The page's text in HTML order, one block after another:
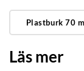
Plastburk 70
Läs mer